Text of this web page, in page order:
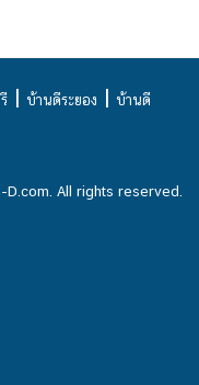
| บ้านดีระยอง | บ้านดี
All rights reserved.